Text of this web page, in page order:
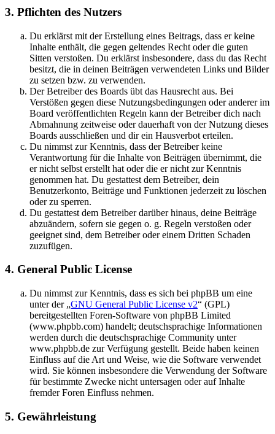
3. Pflichten des Nutzers
Du erklärst mit der Erstellung eines Beitrags, dass er keine
Inhalte enthält, die gegen geltendes Recht oder die guten
Sitten verstoßen. Du erklärst insbesondere, dass du das Recht
besitzt, die in deinen Beiträgen verwendeten Links und Bilder
zu setzen bzw. zu verwenden.
Der Betreiber des Boards übt das Hausrecht aus. Bei
Verstößen gegen diese Nutzungsbedingungen oder anderer im
Board veröffentlichten Regeln kann der Betreiber dich nach
Abmahnung zeitweise oder dauerhaft von der Nutzung dieses
Boards ausschließen und dir ein Hausverbot erteilen.
Du nimmst zur Kenntnis, dass der Betreiber keine
Verantwortung für die Inhalte von Beiträgen übernimmt, die
er nicht selbst erstellt hat oder die er nicht zur Kenntnis
genommen hat. Du gestattest dem Betreiber, dein
Benutzerkonto, Beiträge und Funktionen jederzeit zu löschen
oder zu sperren.
Du gestattest dem Betreiber darüber hinaus, deine Beiträge
abzuändern, sofern sie gegen o. g. Regeln verstoßen oder
geeignet sind, dem Betreiber oder einem Dritten Schaden
zuzufügen.
4. General Public License
Du nimmst zur Kenntnis, dass es sich bei phpBB um eine
unter der „GNU General Public License v2“ (GPL)
bereitgestellten Foren-Software von phpBB Limited
(www.phpbb.com) handelt; deutschsprachige Informationen
werden durch die deutschsprachige Community unter
www.phpbb.de zur Verfügung gestellt. Beide haben keinen
Einfluss auf die Art und Weise, wie die Software verwendet
wird. Sie können insbesondere die Verwendung der Software
für bestimmte Zwecke nicht untersagen oder auf Inhalte
fremder Foren Einfluss nehmen.
5. Gewährleistung